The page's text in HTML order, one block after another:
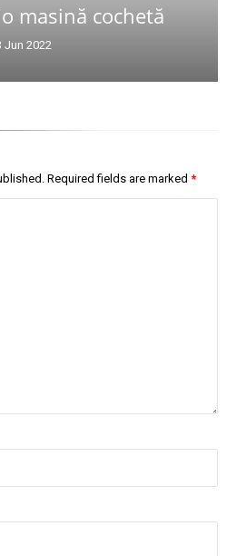
masină cochetă
Jun 2022
Required fields are marked *